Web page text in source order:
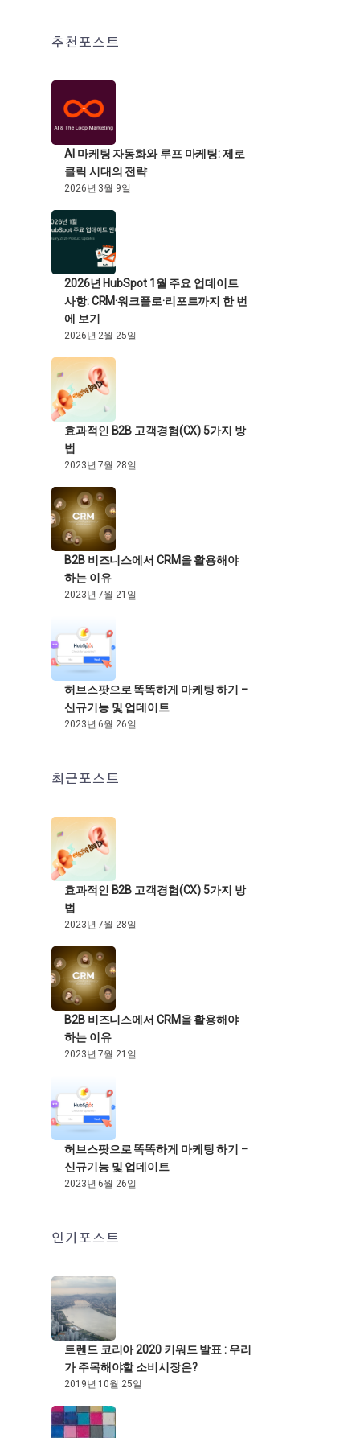
추천포스트
AI 마케팅 자동화와 루프 마케팅: 제로
클릭 시대의 전략
2026년 3월 9일
2026년 HubSpot 1월 주요 업데이트
사항: CRM·워크플로·리포트까지 한 번
에 보기
2026년 2월 25일
효과적인 B2B 고객경험(CX) 5가지 방
법
2023년 7월 28일
B2B 비즈니스에서 CRM을 활용해야
하는 이유
2023년 7월 21일
허브스팟으로 똑똑하게 마케팅 하기 –
신규기능 및 업데이트
2023년 6월 26일
최근포스트
효과적인 B2B 고객경험(CX) 5가지 방
법
2023년 7월 28일
B2B 비즈니스에서 CRM을 활용해야
하는 이유
2023년 7월 21일
허브스팟으로 똑똑하게 마케팅 하기 –
신규기능 및 업데이트
2023년 6월 26일
인기포스트
트렌드 코리아 2020 키워드 발표 : 우리
가 주목해야할 소비시장은?
2019년 10월 25일